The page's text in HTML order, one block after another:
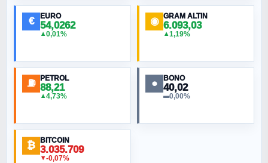
MURAT ÖZKAN
NURETTIN BÖLÜK
ORHAN KILIÇOĞLU
Fahişeye beyinli bir müstevli alçağına
€ EURO
54,0262
▲0,01%
◉ GRAM ALTIN
6.093,03
▲1,19%
⛽ PETROL
88,21
▲4,73%
● BONO
40,02
▬0,00%
₿ BITCOIN
3.035.709
▼-0,07%